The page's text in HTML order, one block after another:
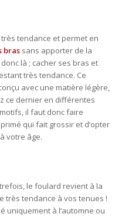
tendance et permet en
brassans apporter de la
là ; cacher ses bras et
très tendance. Ce
avec une matière légère,
ce dernier en différentes
il faut donc faire
qui fait grossir et d’opter
votre âge.
le foulard revient à la
très tendance à vos tenues !
uniquement à l’automne ou